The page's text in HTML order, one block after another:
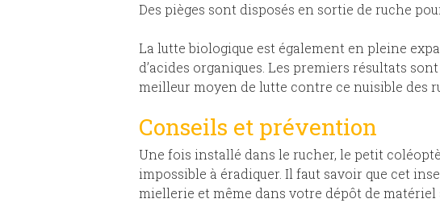
Des pièges sont disposés en sortie de ruche
La lutte biologique est également en pleine
d’acides organiques. Les premiers résultats
meilleur moyen de lutte contre ce nuisible des
Conseils et prévention
Une fois installé dans le rucher, le petit
impossible à éradiquer. Il faut savoir que cet
miellerie et même dans votre dépôt de matériel